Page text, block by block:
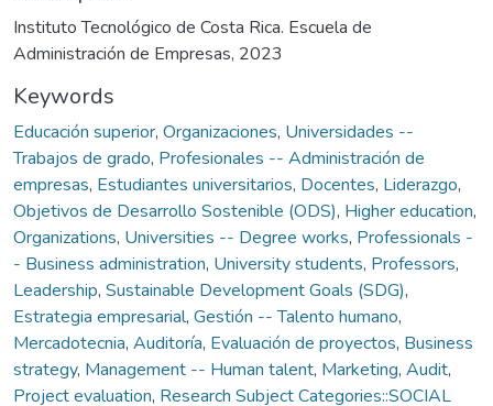
Instituto Tecnológico de Costa Rica. Escuela de
Administración de Empresas, 2023
Keywords
Educación superior, Organizaciones, Universidades --
Trabajos de grado, Profesionales -- Administración de
empresas, Estudiantes universitarios, Docentes, Liderazgo,
Objetivos de Desarrollo Sostenible (ODS), Higher education,
Organizations, Universities -- Degree works, Professionals -
- Business administration, University students, Professors,
Leadership, Sustainable Development Goals (SDG),
Estrategia empresarial, Gestión -- Talento humano,
Mercadotecnia, Auditoría, Evaluación de proyectos, Business
strategy, Management -- Human talent, Marketing, Audit,
Project evaluation, Research Subject Categories::SOCIAL